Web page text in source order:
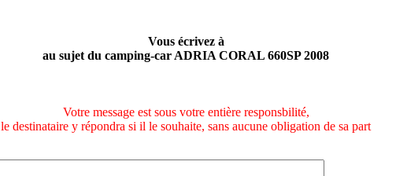
Vous écrivez à
au sujet du camping-car ADRIA CORAL 660SP 2008
Votre message est sous votre entière responsbilité,
le destinataire y répondra si il le souhaite, sans aucune obligation de sa part